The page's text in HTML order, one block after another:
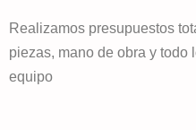
Realizamos presupuestos
piezas, mano de obra y todo
equipo